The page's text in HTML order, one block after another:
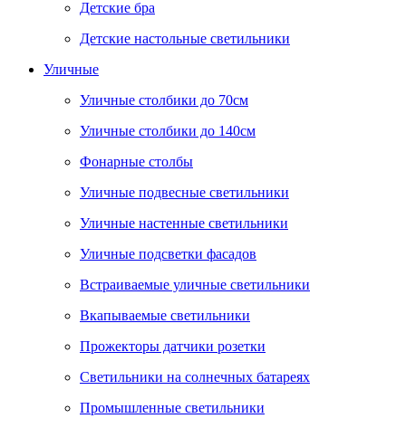
Детские бра
Детские настольные светильники
Уличные
Уличные столбики до 70см
Уличные столбики до 140см
Фонарные столбы
Уличные подвесные светильники
Уличные настенные светильники
Уличные подсветки фасадов
Встраиваемые уличные светильники
Вкапываемые светильники
Прожекторы датчики розетки
Светильники на солнечных батареях
Промышленные светильники